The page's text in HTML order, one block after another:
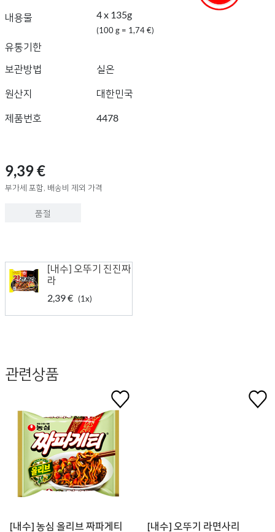
내용물 4 x 135g
(100 g = 1,74 €)
유통기한
보관방법
실온
원산지 대한민국
제품번호 4478
9,39 €
부가세 포함, 배송비 제외 가격
품절
[내수] 오뚜기 진진짜
라
2,39 € (1x)
관련상품
[내수] 농심 올리브 짜파게티 [내수] 오뚜기 라면사리